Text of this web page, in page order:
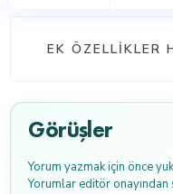
EK ÖZELLIKLER
Görüşler
Yorum yazmak için önce
Yorumlar editör onayından